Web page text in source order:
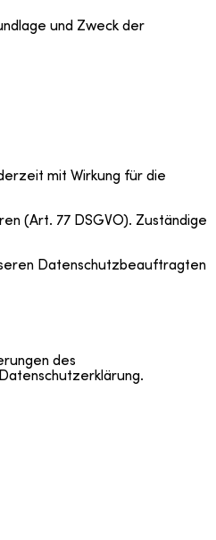
und Zweck der
mit Wirkung für die
(Art. 77 DSGVO). Zuständige
Datenschutzbeauftragten
des